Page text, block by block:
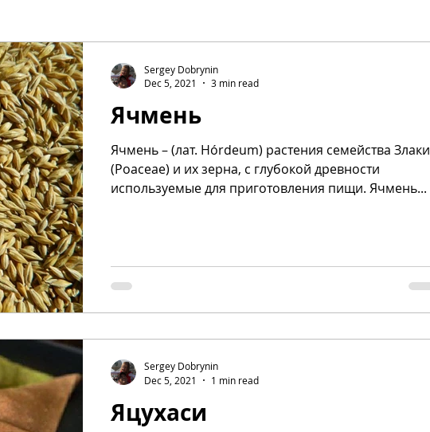
Щ Ы
Ячмень
Ячмень – (лат. Hórdeum) растения семейства Злаки
(Poaceae) и их зерна, с глубокой древности
используемые для приготовления пищи. Ячмень...
Sergey Dobrynin
Dec 5, 2021
3 min read
Яцухаси
Sergey Dobrynin
Dec 5, 2021
1 min read